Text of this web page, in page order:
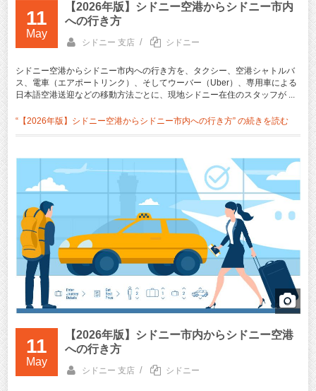
11
May
【2026年版】シドニー空港からシドニー市内
への行き方
シドニー 支店 / シドニー
シドニー空港からシドニー市内への行き方を、タクシー、空港シャトルバ
ス、電車（エアポートリンク）、そしてウーバー（Uber）、専用車による
日本語空港送迎などの移動方法ごとに、現地シドニー在住のスタッフが ...
“【2026年版】シドニー空港からシドニー市内への行き方” の続きを読む
11
May
【2026年版】シドニー市内からシドニー空港
への行き方
シドニー 支店 / シドニー